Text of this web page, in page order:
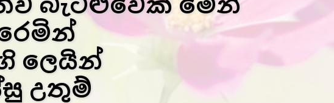
ලෙයින්
උතුම්